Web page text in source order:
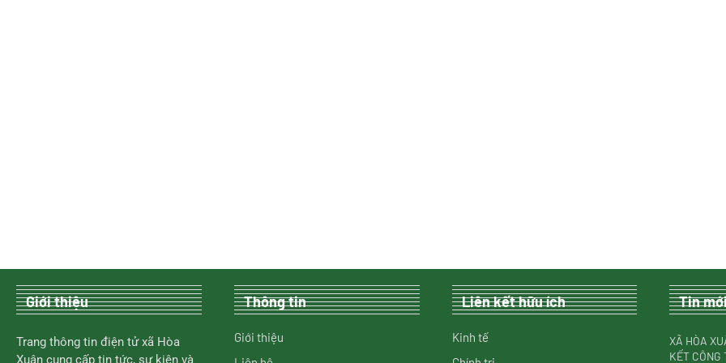
Giới thiệu
Trang thông tin điện tử xã Hòa
Xuân cung cấp tin tức, sự kiện và
Thông tin
Giới thiệu
Liên kết hữu ích
Kinh tế
Tin
XÃ HÒA
KẾT CÔNG